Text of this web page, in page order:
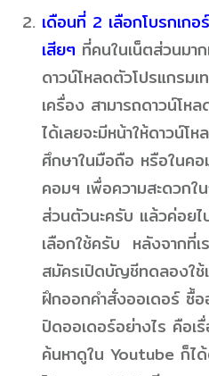
เดือนที่ 2 เลือกโบรกเกอ
เสียๆ ที่คนในเน็ตส่วนมา
ดาวน์โหลดตัวโปรแกรม
เครื่อง สามารถดาวน์โหล
ได้เลยจะมีหน้าให้ดาวน์
ศึกษาในมือถือ หรือในค
คอมฯ เพื่อความสะดวกใ
ส่วนตัวนะครับ แล้วค่อย
เลือกใช้ครับ หลังจากที่เ
สมัครเปิดบัญชีทดลองใ
ฝึกออกคำสั่งออเดอร์ ซื้อ
ปิดออเดอร์อย่างไร คือ
ค้นหาดูใน Youtube ก็ไ